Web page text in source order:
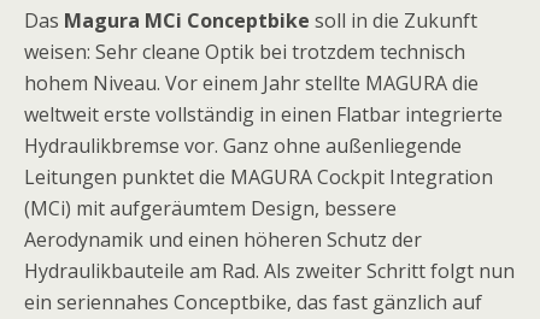
Das Magura MCi Conceptbike soll in die Zukunft
weisen: Sehr cleane Optik bei trotzdem technisch
hohem Niveau. Vor einem Jahr stellte MAGURA die
weltweit erste vollständig in einen Flatbar integrierte
Hydraulikbremse vor. Ganz ohne außenliegende
Leitungen punktet die MAGURA Cockpit Integration
(MCi) mit aufgeräumtem Design, bessere
Aerodynamik und einen höheren Schutz der
Hydraulikbauteile am Rad. Als zweiter Schritt folgt nun
ein seriennahes Conceptbike, das fast gänzlich auf